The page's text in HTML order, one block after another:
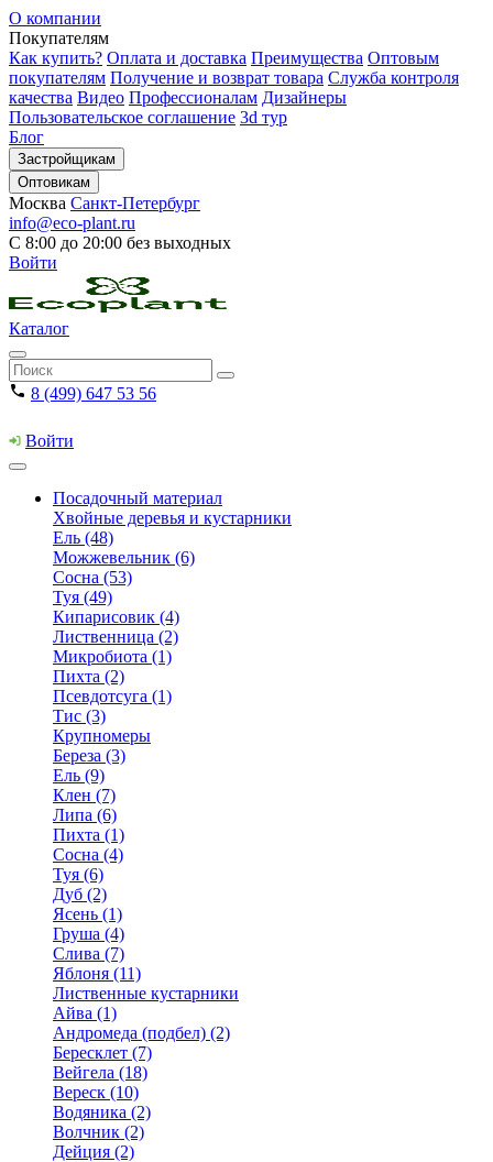
О компании
Покупателям
Как купить? Оплата и доставка Преимущества Оптовым
покупателям Получение и возврат товара Служба контроля
качества Видео Профессионалам Дизайнеры
Пользовательское соглашение 3d тур
Блог
Застройщикам
Оптовикам
Москва Санкт-Петербург
info@eco-plant.ru
С 8:00 до 20:00 без выходных
Войти
Каталог
8 (499) 647 53 56
Войти
Посадочный материал
Хвойные деревья и кустарники
Ель (48)
Можжевельник (6)
Сосна (53)
Туя (49)
Кипарисовик (4)
Лиственница (2)
Микробиота (1)
Пихта (2)
Псевдотсуга (1)
Тис (3)
Крупномеры
Береза (3)
Ель (9)
Клен (7)
Липа (6)
Пихта (1)
Сосна (4)
Туя (6)
Дуб (2)
Ясень (1)
Груша (4)
Слива (7)
Яблоня (11)
Лиственные кустарники
Айва (1)
Андромеда (подбел) (2)
Бересклет (7)
Вейгела (18)
Вереск (10)
Водяника (2)
Волчник (2)
Дейция (2)